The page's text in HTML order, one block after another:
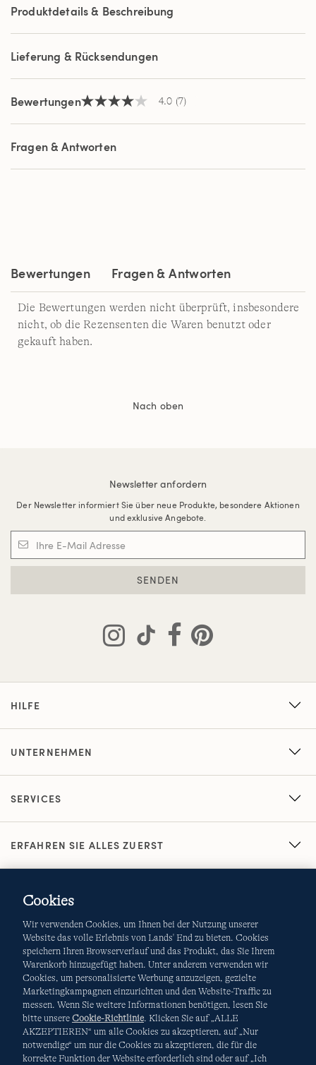
Produktdetails & Beschreibung
Lieferung & Rücksendungen
Bewertungen4.0
5
Sternen,
Durchschnittswert
Bewertung.
4.0 (7)
Fragen & Antworten
Bewertungen Fragen & Antworten
Die Bewertungen werden nicht überprüft, insbesondere
nicht, ob die Rezensenten die Waren benutzt oder
gekauft haben.
Nach oben
Newsletter anfordern
Der Newsletter informiert Sie über neue Produkte, besondere Aktionen
und exklusive Angebote.
SENDEN
HILFE
UNTERNEHMEN
SERVICES
ERFAHREN SIE ALLES ZUERST
AGB Datenschutz & Sicherheit
Cookies-Ich möchte auswählen Site Map
Internationale Websites
Cookies
Wir verwenden Cookies, um Ihnen bei der Nutzung unserer
Website das volle Erlebnis von Lands' End zu bieten. Cookies
speichern Ihren Browserverlauf und das Produkt, das Sie Ihrem
Warenkorb hinzugefügt haben. Unter anderem verwenden wir
Cookies, um personalisierte Werbung anzuzeigen, gezielte
Marketingkampagnen einzurichten und den Website-Traffic zu
messen. Wenn Sie weitere Informationen benötigen, lesen Sie
bitte unsere Cookie-Richtlinie. Klicken Sie auf „ALLE
AKZEPTIEREN“ um alle Cookies zu akzeptieren, auf „Nur
notwendige“ um nur die Cookies zu akzeptieren, die für die
korrekte Funktion der Website erforderlich sind oder auf „Ich